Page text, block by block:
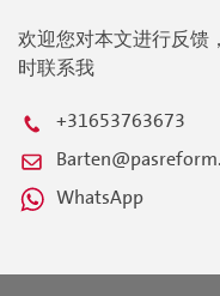
欢迎您对本文进行反馈
时联系我
+31653763673
WhatsApp